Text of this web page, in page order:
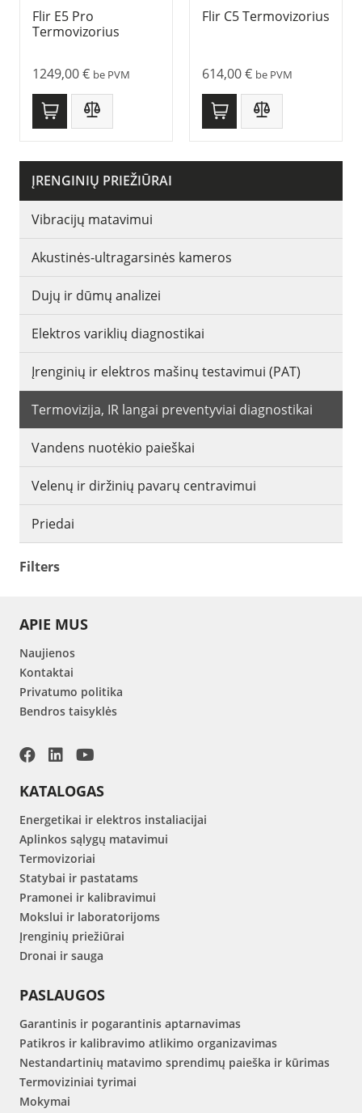
ĮRENGINIŲ PRIEŽIŪRAI
Vibracijų matavimui
Akustinės-ultragarsinės kameros
Dujų ir dūmų analizei
Elektros variklių diagnostikai
Įrenginių ir elektros mašinų testavimui (PAT)
Termovizija, IR langai preventyviai diagnostikai
Vandens nuotėkio paieškai
Velenų ir diržinių pavarų centravimui
Priedai
Filters
Flir E5 Pro
Termovizorius
1249,00€ be PVM
Flir C5 Termovizorius
614,00€ be PVM
APIE MUS
Naujienos
Kontaktai
Privatumo politika
Bendros taisyklės
KATALOGAS
Energetikai ir elektros instaliacijai
Aplinkos sąlygų matavimui
Termovizoriai
Statybai ir pastatams
Pramonei ir kalibravimui
Mokslui ir laboratorijoms
Įrenginių priežiūrai
Dronai ir sauga
PASLAUGOS
Garantinis ir pogarantinis aptarnavimas
Patikros ir kalibravimo atlikimo organizavimas
Nestandartinių matavimo sprendimų paieška ir kūrimas
Termoviziniai tyrimai
Mokymai